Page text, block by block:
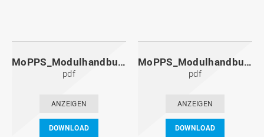
MoPPS_Modulhandbuch_20111201.pdf
pdf
ANZEIGEN
DOWNLOAD
MoPPS_Modulhandbuch_20110601.pdf
pdf
ANZEIGEN
DOWNLOAD